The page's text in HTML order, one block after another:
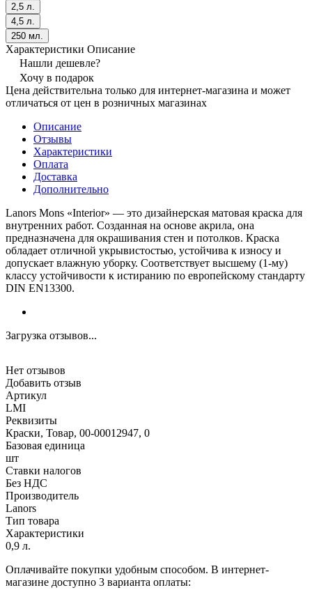
2,5 л.
4,5 л.
250 мл.
Характеристики Описание
Нашли дешевле?
Хочу в подарок
Цена действительна только для интернет-магазина и может
отличаться от цен в розничных магазинах
Описание
Отзывы
Характеристики
Оплата
Доставка
Дополнительно
Lanors Mons «Interior» — это дизайнерская матовая краска для
внутренних работ. Созданная на основе акрила, она
предназначена для окрашивания стен и потолков. Краска
обладает отличной укрывистостью, устойчива к износу и
допускает влажную уборку. Соответствует высшему (1-му)
классу устойчивости к истиранию по европейскому стандарту
DIN EN13300.
Загрузка отзывов...
Нет отзывов
Добавить отзыв
Артикул
LMI
Реквизиты
Краски, Товар, 00-00012947, 0
Базовая единица
шт
Ставки налогов
Без НДС
Производитель
Lanors
Тип товара
Характеристики
0,9 л.
Оплачивайте покупки удобным способом. В интернет-
магазине доступно 3 варианта оплаты: